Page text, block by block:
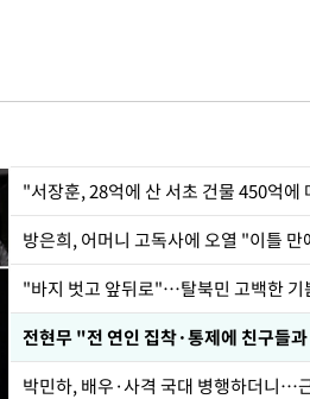
"서장훈, 28억에 산 서초 건물 450억에
방은희, 어머니 고독사에 오열 "이틀 만
"바지 벗고 앞뒤로"…탈북민 고백한 기
박민하, 배우·사격 국대 병행하더니…